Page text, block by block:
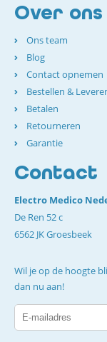
Over ons
Ons team
Blog
Contact opnemen
Bestellen &
Betalen
Retourneren
Garantie
Contact
Electro Medico
De Ren 52 c
6562 JK Groesbeek
Wil je op de hoogte
dan nu aan!